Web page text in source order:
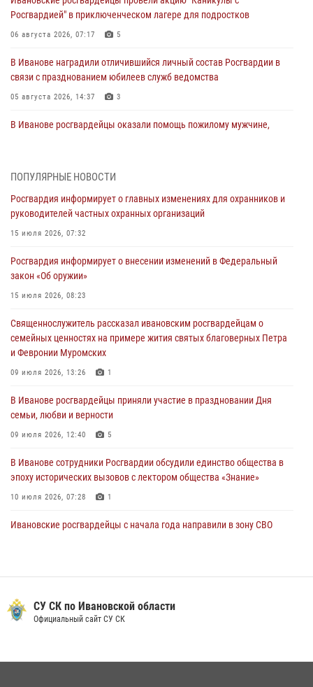
Росгвардией" в приключенческом лагере для подростков
06 августа 2026, 07:17 5
В Иванове наградили отличившийся личный состав Росгвардии в
связи с празднованием юбилеев служб ведомства
05 августа 2026, 14:37 3
В Иванове росгвардейцы оказали помощь пожилому мужчине,
торжественных мероприятиях, посвященных празднованию Дня
Воздушно-десантных войск
02 августа 2026, 11:46
Мероприятия в рамках акции «Каникулы с Росгвардией»
продолжаются в Ивановской области
31 июля 2026, 11:08
В Ивановской области при содействии Росгвардии задержаны
подозреваемые в серии автомобильных краж
30 июля 2026, 12:41
празднования Дня Крещения Руси
28 июля 2026, 08:57
ПОПУЛЯРНЫЕ НОВОСТИ
Росгвардия информирует о главных изменениях для охранников и
руководителей частных охранных организаций
15 июля 2026, 07:32
Росгвардия информирует о внесении изменений в Федеральный
закон «Об оружии»
15 июля 2026, 08:23
Священнослужитель рассказал ивановским росгвардейцам о
семейных ценностях на примере жития святых благоверных Петра
и Февронии Муромских
09 июля 2026, 13:26 1
В Иванове росгвардейцы приняли участие в праздновании Дня
семьи, любви и верности
09 июля 2026, 12:40 5
В Иванове сотрудники Росгвардии обсудили единство общества в
эпоху исторических вызовов с лектором общества «Знание»
10 июля 2026, 07:28 1
Ивановские росгвардейцы с начала года направили в зону СВО
схожий с гранатой
10 июля 2026, 09:29 1
упаковок масла
СУ СК по Ивановской области
Официальный сайт СУ СК